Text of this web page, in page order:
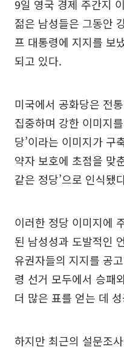
9일 영국 경제 주간지
젊은 남성들은 그동안
프 대통령에 지지를 보
되고 있다.
미국에서 공화당은 전
집중하며 강한 이미지
당’이라는 이미지가 구
약자 보호에 초점을 맞
같은 정당’으로 인식됐
이러한 정당 이미지에
된 남성성과 도발적인
유권자들의 지지를 공
령 선거 모두에서 승패
더 많은 표를 얻는 데
하지만 최근의 설문조